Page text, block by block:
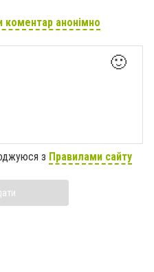
коментар анонімно
🙂
з Правилами сайту